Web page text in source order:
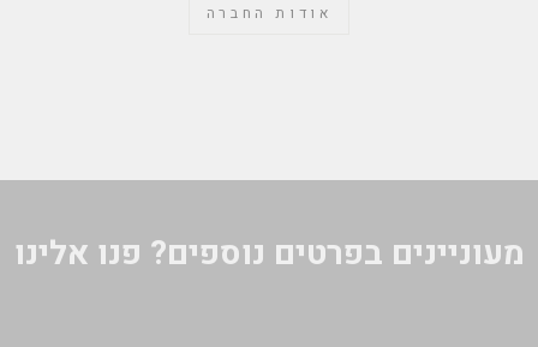
אודות החברה
מעוניינים בפרטים נוספים? פנו אלינו